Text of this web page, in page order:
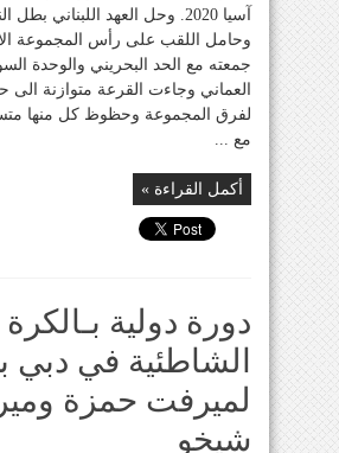
آسيا 2020. وحل العهد اللبناني
وحامل اللقب على رأس المجموعة
جمعته مع الحد البحريني والوحدة
العماني وجاءت القرعة متوازنة الى
لفرق المجموعة وحظوظ كل منها
مع ...
أكمل القراءة »
دورة دولية
الشاطئية في دبي
لميرفت حمزة
شيخو